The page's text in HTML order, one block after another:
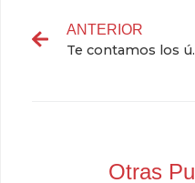
ANTERIOR
Te contamos los
Otras